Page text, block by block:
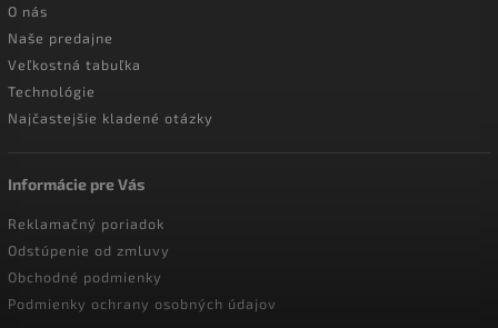
O nás
Naše predajne
Veľkostná tabuľka
Technológie
Najčastejšie kladené otázky
Informácie pre Vás
Reklamačný poriadok
Odstúpenie od zmluvy
Obchodné podmienky
Podmienky ochrany osobných údajov